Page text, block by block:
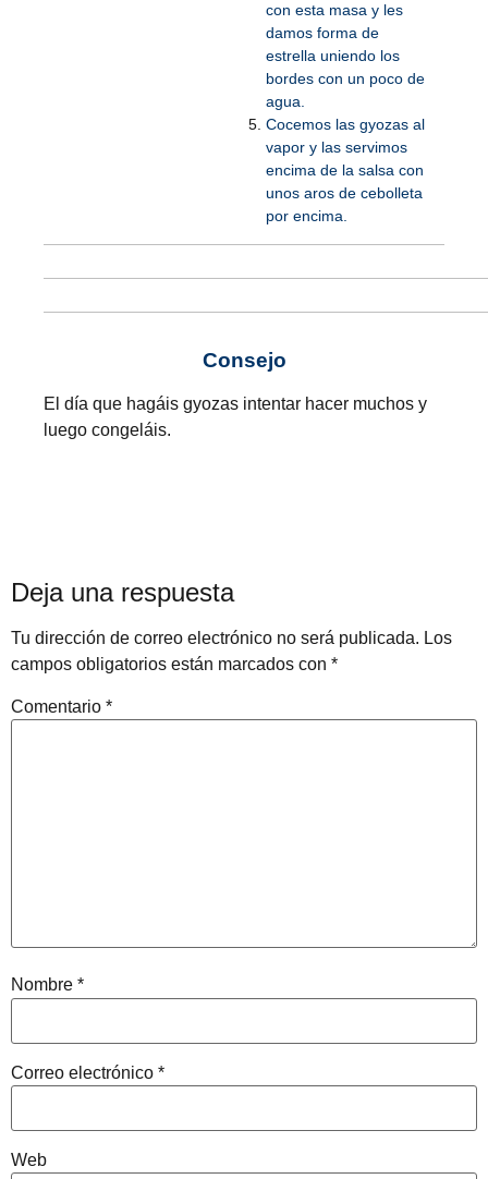
con esta masa y les
damos forma de
estrella uniendo los
bordes con un poco de
agua.
Cocemos las gyozas al
vapor y las servimos
encima de la salsa con
unos aros de cebolleta
por encima.
Consejo
El día que hagáis gyozas intentar hacer muchos y
luego congeláis.
Deja una respuesta
Tu dirección de correo electrónico no será publicada. Los
campos obligatorios están marcados con *
Comentario *
Nombre *
Correo electrónico *
Web